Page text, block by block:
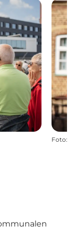
Foto: